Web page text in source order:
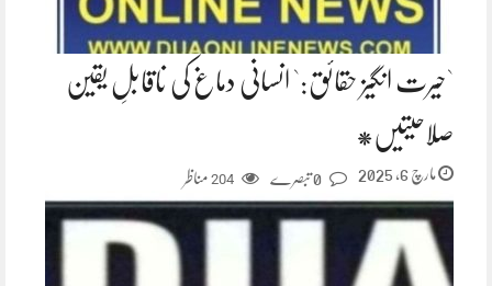
`حیرت انگیز حقائق:` انسانی دماغ کی ناقابلِ یقین
صلاحیتیں*
مارچ 6, 2025 0 تبصرے 204مناظر